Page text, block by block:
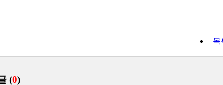
목
(0)